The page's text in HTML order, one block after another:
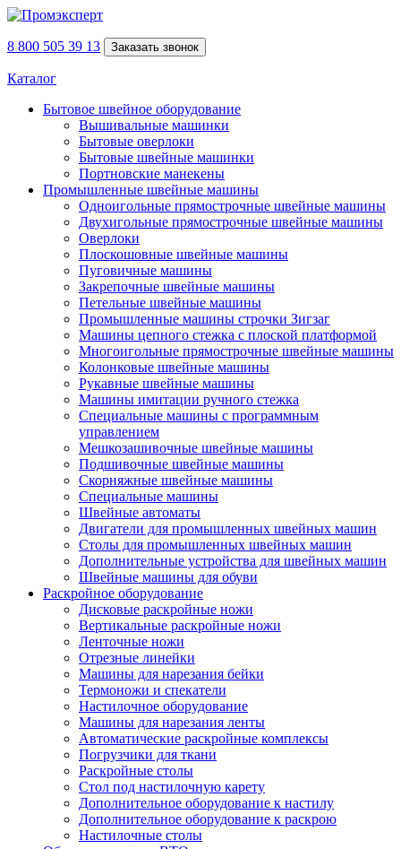
8 800 505 39 13 Заказать звонок
Каталог
Бытовое швейное оборудование
Вышивальные машинки
Бытовые оверлоки
Бытовые швейные машинки
Портновские манекены
Промышленные швейные машины
Одноигольные прямострочные швейные машины
Двухигольные прямострочные швейные машины
Оверлоки
Плоскошовные швейные машины
Пуговичные машины
Закрепочные швейные машины
Петельные швейные машины
Промышленные машины строчки Зигзаг
Машины цепного стежка с плоской платформой
Многоигольные прямострочные швейные машины
Колонковые швейные машины
Рукавные швейные машины
Машины имитации ручного стежка
Специальные машины с программным
управлением
Мешкозашивочные швейные машины
Подшивочные швейные машины
Скорняжные швейные машины
Специальные машины
Швейные автоматы
Двигатели для промышленных швейных машин
Столы для промышленных швейных машин
Дополнительные устройства для швейных машин
Швейные машины для обуви
Раскройное оборудование
Дисковые раскройные ножи
Вертикальные раскройные ножи
Ленточные ножи
Отрезные линейки
Машины для нарезания бейки
Термоножи и спекатели
Настилочное оборудование
Машины для нарезания ленты
Автоматические раскройные комплексы
Погрузчики для ткани
Раскройные столы
Стол под настилочную карету
Дополнительное оборудование к настилу
Дополнительное оборудование к раскрою
Настилочные столы